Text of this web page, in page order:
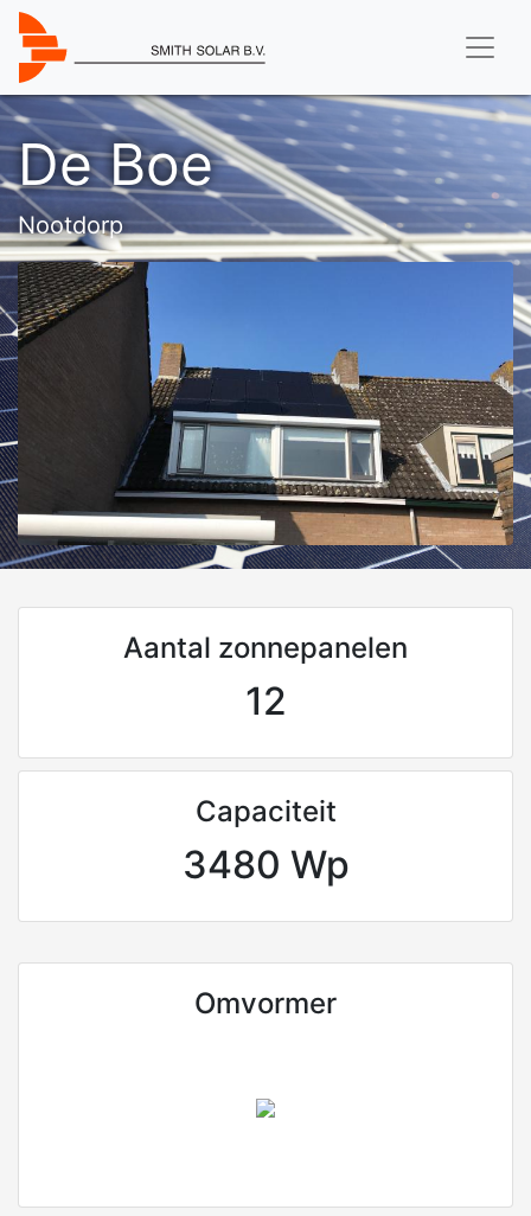
De Boe
Nootdorp
Aantal zonnepanelen
12
Capaciteit
3480 Wp
Omvormer